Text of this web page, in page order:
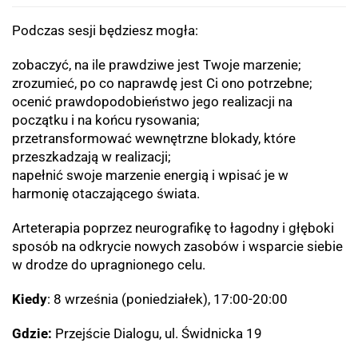
Podczas sesji będziesz mogła:
zobaczyć, na ile prawdziwe jest Twoje marzenie;
zrozumieć, po co naprawdę jest Ci ono potrzebne;
ocenić prawdopodobieństwo jego realizacji na
początku i na końcu rysowania;
przetransformować wewnętrzne blokady, które
przeszkadzają w realizacji;
napełnić swoje marzenie energią i wpisać je w
harmonię otaczającego świata.
Arteterapia poprzez neurografikę to łagodny i głęboki
sposób na odkrycie nowych zasobów i wsparcie siebie
w drodze do upragnionego celu.
Kiedy: 8 września (poniedziałek), 17:00-20:00
Gdzie: Przejście Dialogu, ul. Świdnicka 19